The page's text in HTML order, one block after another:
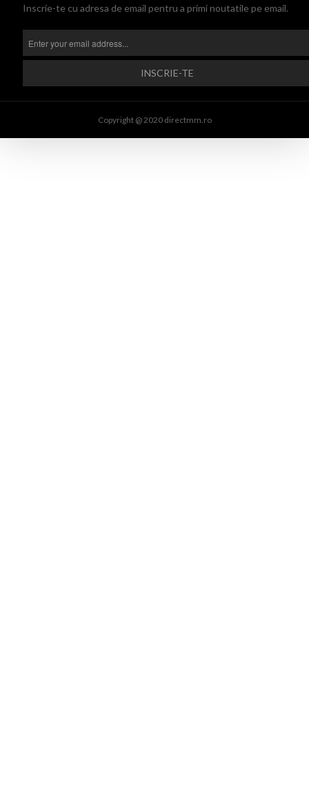
Inscrie-te cu adresa de email pentru a primi noutatile pe email.
Copyright @ 2020 directmm.ro